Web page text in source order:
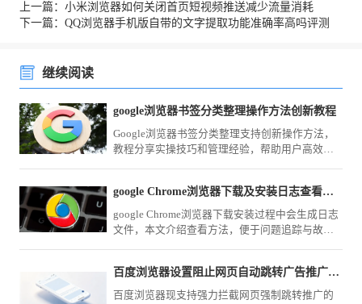
上一篇：小米浏览器如何关闭首页短视频推送减少流量消耗
下一篇：QQ浏览器手机版自带的文字提取功能准确率高吗评测
继续阅读
google浏览器书签分类整理操作方法创新教程
Google浏览器书签分类整理支持创新操作方法，
教程分享实操技巧和管理经验，帮助用户高效整
google Chrome浏览器下载及安装日志查看方法
google Chrome浏览器下载安装过程中会生成日志
文件，本文介绍查看方法，便于问题追踪与故障
百度浏览器设置阻止网页自动跳转广告推广页面
百度浏览器现支持强力拦截网页强制跳转推广的